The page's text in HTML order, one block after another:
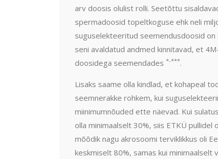
arv doosis olulist rolli. Seetõttu
spermadoosid topeltkoguse ehk neli
suguselekteeritud seemendusdoosid on
seni avaldatud andmed kinnitavad, et
doosidega seemendades *-***.
Lisaks saame olla kindlad, et kohapeal
seemnerakke rohkem, kui
miinimumnõuded ette näevad. Kui
olla minimaalselt 30%, siis ETKÜ
mõõdik nagu akrosoomi terviklikkus oli
keskmiselt 80%, samas kui minimaalselt